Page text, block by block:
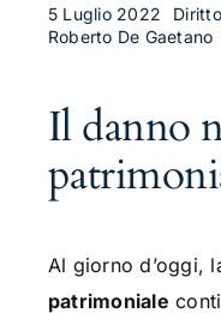
5 Luglio 2022
Roberto De Gaetano
Il danno
Al giorno d’oggi,
patrimoniale